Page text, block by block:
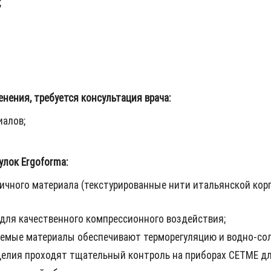
требуется консультация врача:
Ergoforma:
материала (текстурированные нити итальянской
качественного компрессионного воздействия;
материалы обеспечивают терморегуляцию и водно-
проходят тщательный контроль на приборах CETME